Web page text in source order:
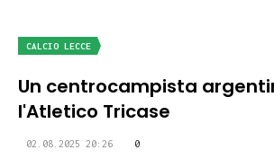
CALCIO LECCE
Un centrocampista
l'Atletico Tricase
02.08.2025 20:26 0